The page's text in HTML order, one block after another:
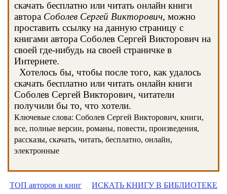
скачать бесплатно или читать онлайн книги
автора Соболев Сергей Викторович, можно
проставить ссылку на данную страницу с
книгами автора Соболев Сергей Викторович на
своей где-нибудь на своей страничке в
Интернете.
Хотелось бы, чтобы после того, как удалось
скачать бесплатно или читать онлайн книги
Соболев Сергей Викторович, читатели
получили бы то, что хотели.
Ключевые слова: Соболев Сергей Викторович, книги,
все, полные версии, романы, повести, произведения,
рассказы, скачать, читать, бесплатно, онлайн,
электронные
ТОП авторов и книг ИСКАТЬ КНИГУ В БИБЛИОТЕКЕ